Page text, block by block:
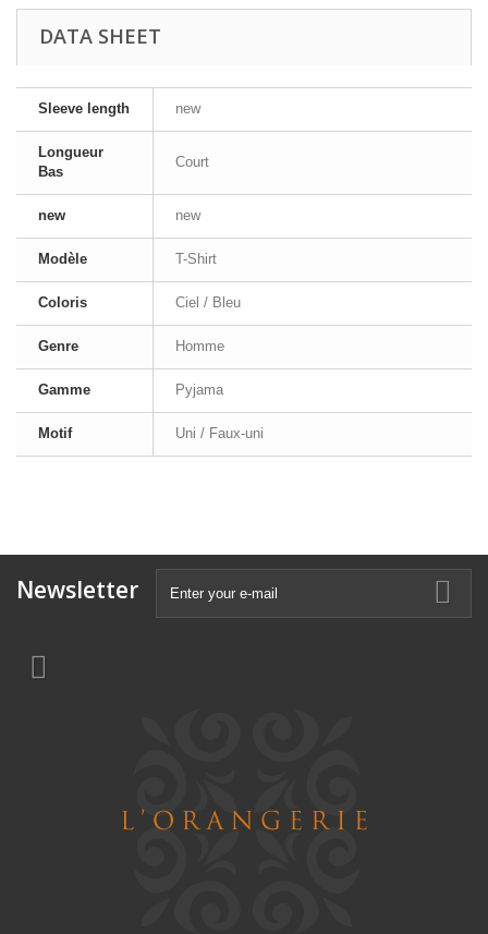
DATA SHEET
Sleeve length new
Longueur
Bas
Court
new new
Modèle T-Shirt
Coloris Ciel / Bleu
Genre Homme
Gamme Pyjama
Motif Uni / Faux-uni
Newsletter